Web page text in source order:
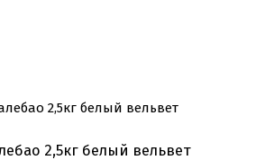
2,5кг белый вельвет